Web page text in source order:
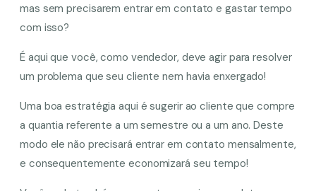
mas sem precisarem entrar em contato e gastar tempo
com isso?
É aqui que você, como vendedor, deve agir para resolver
um problema que seu cliente nem havia enxergado!
Uma boa estratégia aqui é sugerir ao cliente que compre
a quantia referente a um semestre ou a um ano. Deste
modo ele não precisará entrar em contato mensalmente,
e consequentemente economizará seu tempo!